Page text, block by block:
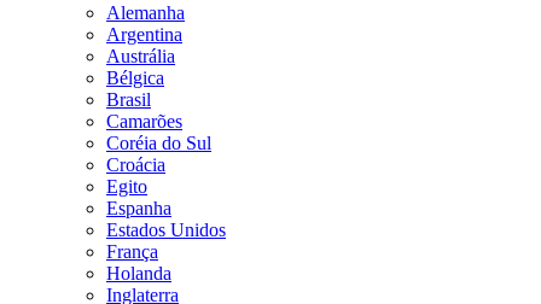
Alemanha
Argentina
Austrália
Bélgica
Brasil
Camarões
Coréia do Sul
Croácia
Egito
Espanha
Estados Unidos
França
Holanda
Inglaterra